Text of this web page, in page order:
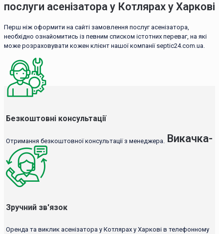
послуги асенізатора у Котлярах у Харкові
Перш ніж оформити на сайті замовлення послуг асенізатора,
необхідно ознайомитись із певним списком істотних переваг, на які
може розраховувати кожен клієнт нашої компанії septic24.com.ua.
Безкоштовні консультації
Отримання безкоштовної консультації з менеджера.
Зручний зв'язок
Оренда та виклик асенізатора у Котлярах у Харкові в телефонному
Викачка-